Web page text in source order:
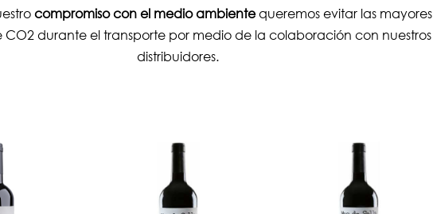
compromiso con el medio ambientequeremos evitar las mayores
CO2 durante el transporte por medio de la colaboración con nuestros
distribuidores.